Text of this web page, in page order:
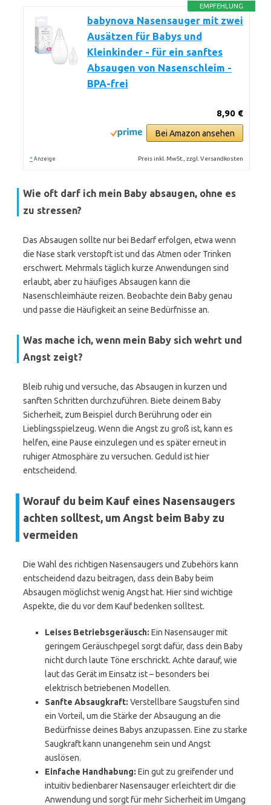
EMPFEHLUNG
babynova Nasensauger mit zwei
Ausätzen für Babys und
Kleinkinder - für ein sanftes
Absaugen von Nasenschleim -
BPA-frei
8,90 €
Bei Amazon ansehen
* Anzeige Preis inkl. MwSt., zzgl. Versandkosten
Wie oft darf ich mein Baby absaugen, ohne es
zu stressen?
Das Absaugen sollte nur bei Bedarf erfolgen, etwa wenn
die Nase stark verstopft ist und das Atmen oder Trinken
erschwert. Mehrmals täglich kurze Anwendungen sind
erlaubt, aber zu häufiges Absaugen kann die
Nasenschleimhäute reizen. Beobachte dein Baby genau
und passe die Häufigkeit an seine Bedürfnisse an.
Was mache ich, wenn mein Baby sich wehrt und
Angst zeigt?
Bleib ruhig und versuche, das Absaugen in kurzen und
sanften Schritten durchzuführen. Biete deinem Baby
Sicherheit, zum Beispiel durch Berührung oder ein
Lieblingsspielzeug. Wenn die Angst zu groß ist, kann es
helfen, eine Pause einzulegen und es später erneut in
ruhiger Atmosphäre zu versuchen. Geduld ist hier
entscheidend.
Worauf du beim Kauf eines Nasensaugers
achten solltest, um Angst beim Baby zu
vermeiden
Die Wahl des richtigen Nasensaugers und Zubehörs kann
entscheidend dazu beitragen, dass dein Baby beim
Absaugen möglichst wenig Angst hat. Hier sind wichtige
Aspekte, die du vor dem Kauf bedenken solltest.
Leises Betriebsgeräusch: Ein Nasensauger mit
geringem Geräuschpegel sorgt dafür, dass dein Baby
nicht durch laute Töne erschrickt. Achte darauf, wie
laut das Gerät im Einsatz ist – besonders bei
elektrisch betriebenen Modellen.
Sanfte Absaugkraft: Verstellbare Saugstufen sind
ein Vorteil, um die Stärke der Absaugung an die
Bedürfnisse deines Babys anzupassen. Eine zu starke
Saugkraft kann unangenehm sein und Angst
auslösen.
Einfache Handhabung: Ein gut zu greifender und
intuitiv bedienbarer Nasensauger erleichtert dir die
Anwendung und sorgt für mehr Sicherheit im Umgang